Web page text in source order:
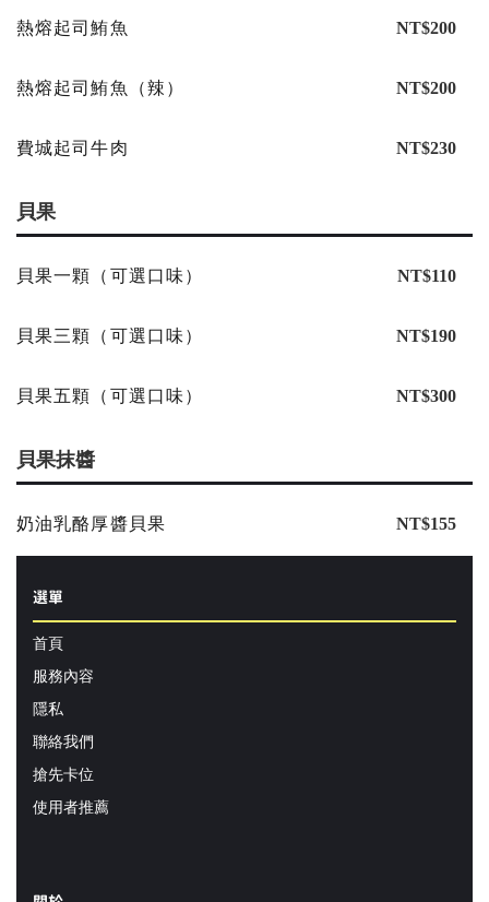
熱熔起司鮪魚 NT$200
熱熔起司鮪魚（辣） NT$200
費城起司牛肉 NT$230
貝果
貝果一顆（可選口味） NT$110
貝果三顆（可選口味） NT$190
貝果五顆（可選口味） NT$300
貝果抹醬
奶油乳酪厚醬貝果 NT$155
選單
首頁
服務內容
隱私
聯絡我們
搶先卡位
使用者推薦